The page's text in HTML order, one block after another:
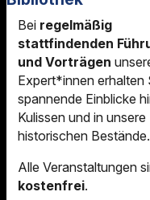
Bei regelmäßig
stattfindenden
und Vorträgen
Expert*innen erhalten
spannende Einblicke
Kulissen und in unsere
historischen Bestände.
Alle Veranstaltungen
kostenfrei.